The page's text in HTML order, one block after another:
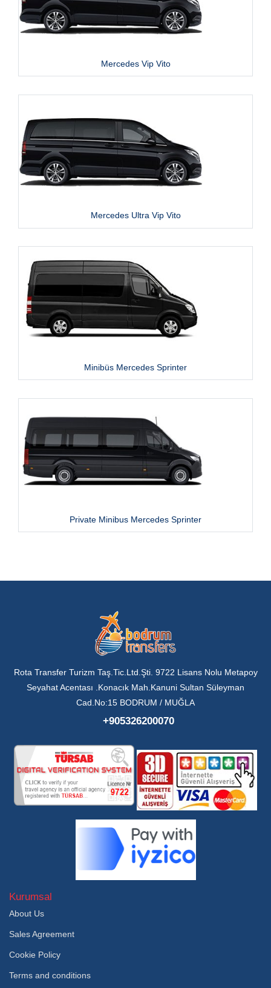
Mercedes Vip Vito
Mercedes Ultra Vip Vito
Minibüs Mercedes Sprinter
Private Minibus Mercedes Sprinter
Rota Transfer Turizm Taş.Tic.Ltd.Şti. 9722 Lisans Nolu Metapoy
Seyahat Acentası .Konacık Mah.Kanuni Sultan Süleyman
Cad.No:15 BODRUM / MUĞLA
+905326200070
Kurumsal
About Us
Sales Agreement
Cookie Policy
Terms and conditions